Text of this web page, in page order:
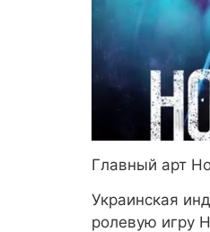
Главный арт
Украинская
ролевую игру